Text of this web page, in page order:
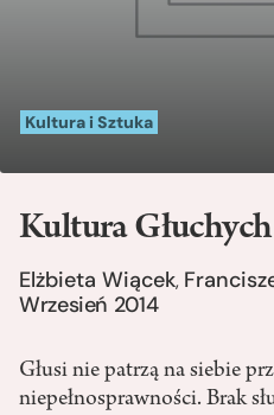
Kultura i Sztuka
Kultura Głuchych
Elżbieta Wiącek,
Wrzesień 2014
Głusi nie patrzą na siebie
niepełnosprawności. Brak